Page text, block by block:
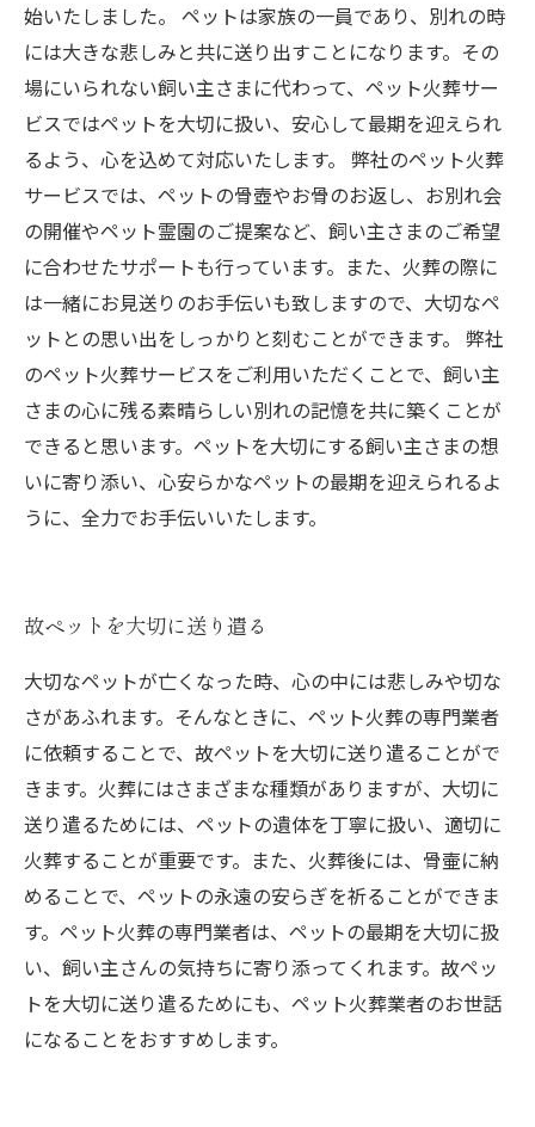
始いたしました。 ペットは家族の一員であり、別れの時
には大きな悲しみと共に送り出すことになります。その
場にいられない飼い主さまに代わって、ペット火葬サー
ビスではペットを大切に扱い、安心して最期を迎えられ
るよう、心を込めて対応いたします。 弊社のペット火葬
サービスでは、ペットの骨壺やお骨のお返し、お別れ会
の開催やペット霊園のご提案など、飼い主さまのご希望
に合わせたサポートも行っています。また、火葬の際に
は一緒にお見送りのお手伝いも致しますので、大切なペ
ットとの思い出をしっかりと刻むことができます。 弊社
のペット火葬サービスをご利用いただくことで、飼い主
さまの心に残る素晴らしい別れの記憶を共に築くことが
できると思います。ペットを大切にする飼い主さまの想
いに寄り添い、心安らかなペットの最期を迎えられるよ
うに、全力でお手伝いいたします。
故ペットを大切に送り遣る
大切なペットが亡くなった時、心の中には悲しみや切な
さがあふれます。そんなときに、ペット火葬の専門業者
に依頼することで、故ペットを大切に送り遣ることがで
きます。火葬にはさまざまな種類がありますが、大切に
送り遣るためには、ペットの遺体を丁寧に扱い、適切に
火葬することが重要です。また、火葬後には、骨壷に納
めることで、ペットの永遠の安らぎを祈ることができま
す。ペット火葬の専門業者は、ペットの最期を大切に扱
い、飼い主さんの気持ちに寄り添ってくれます。故ペッ
トを大切に送り遣るためにも、ペット火葬業者のお世話
になることをおすすめします。